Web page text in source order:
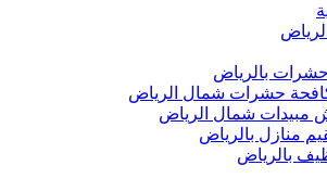
بالرياض
حشرات شمال الرياض
شمال الرياض
منازل بالرياض
بالرياض